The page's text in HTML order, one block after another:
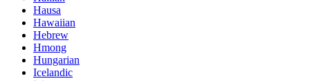
Hausa
Hawaiian
Hebrew
Hmong
Hungarian
Icelandic